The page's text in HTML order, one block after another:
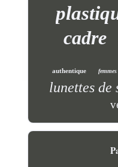
cadre
authentique femmes
lunettes de